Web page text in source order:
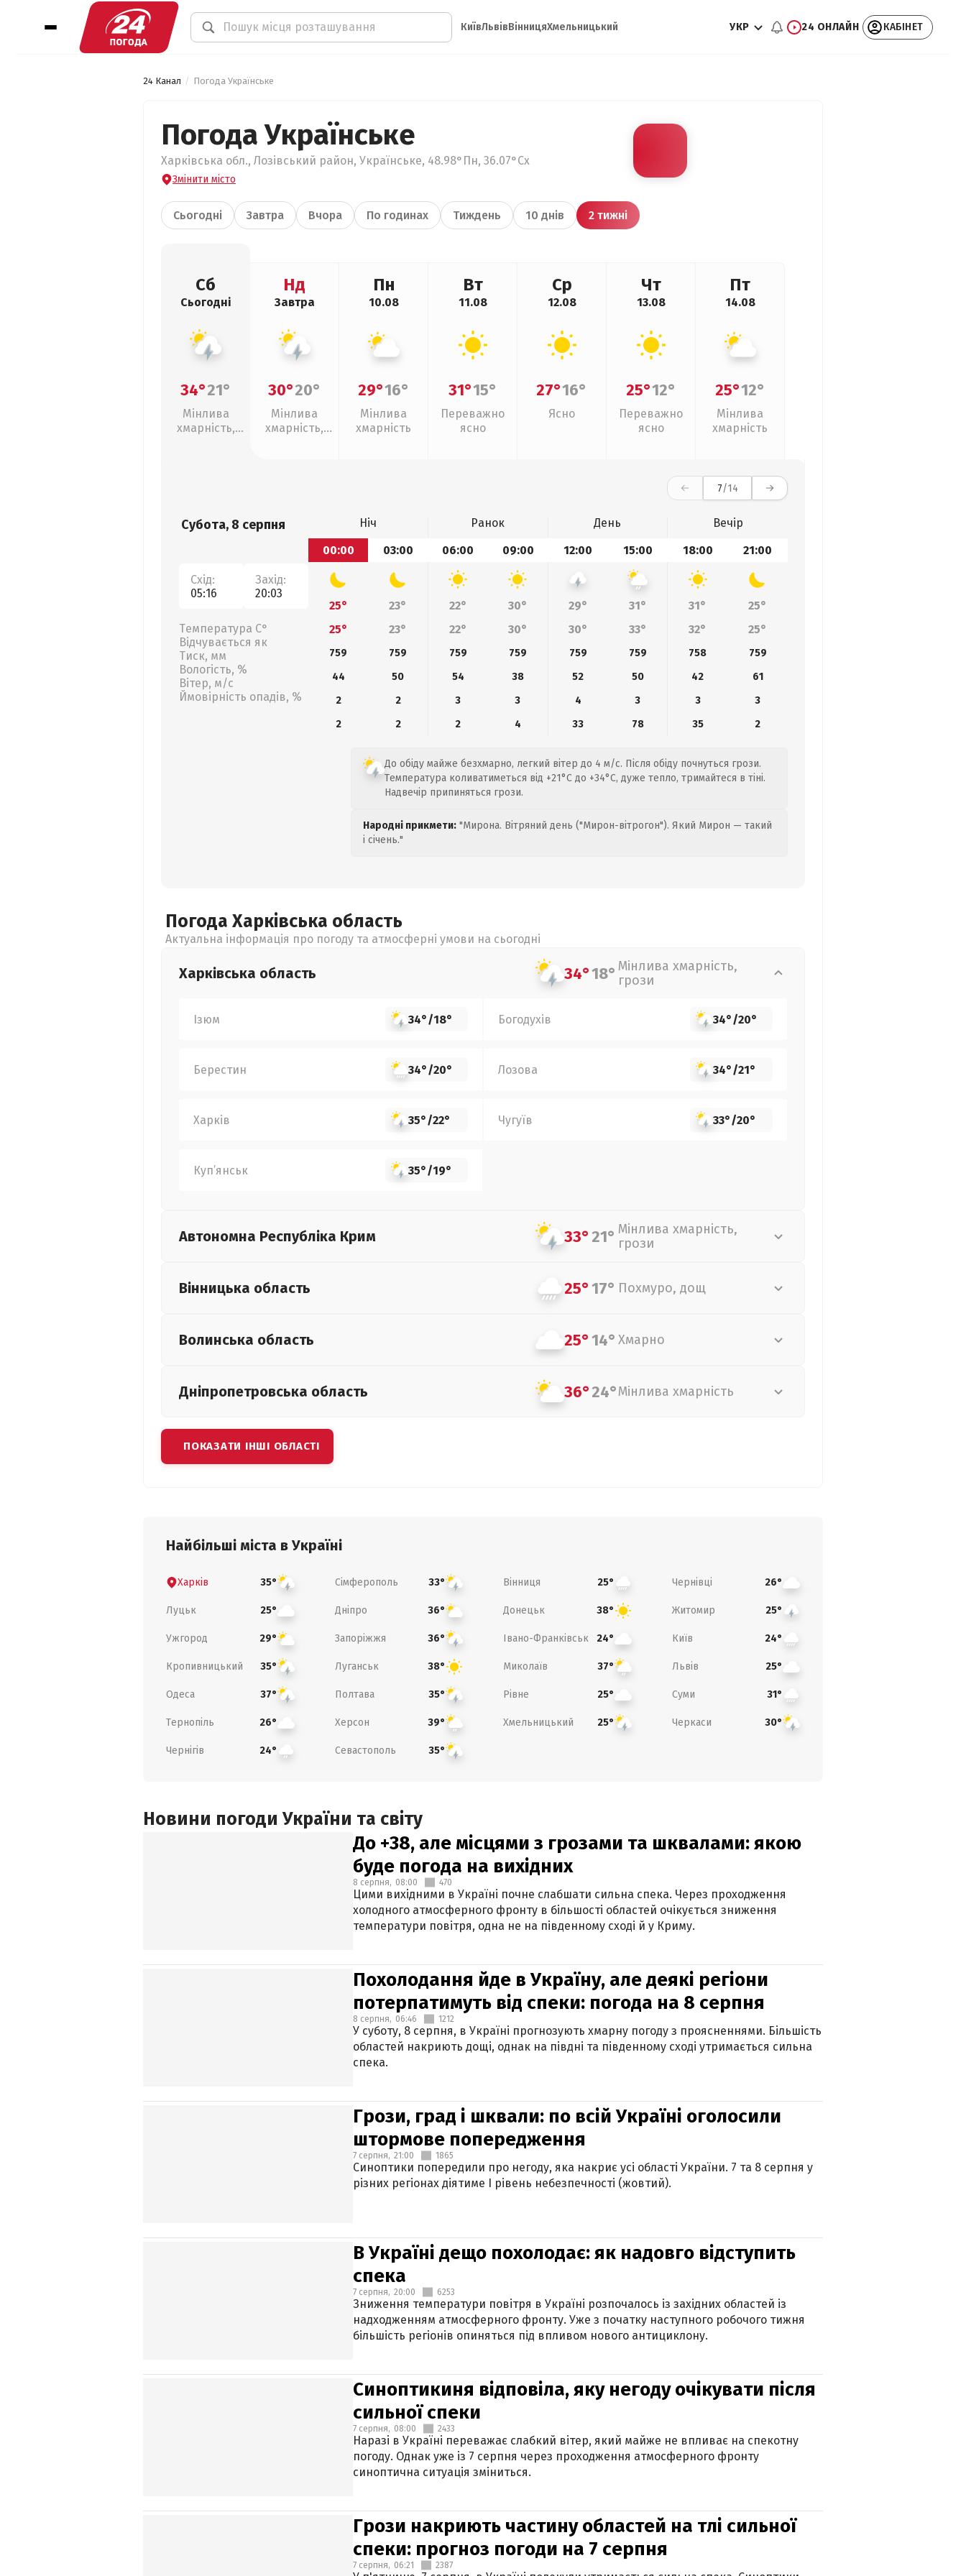
КиївЛьвівВінницяХмельницький УКР 24 ОНЛАЙН КАБІНЕТ
24 Канал Погода Українське
Погода Українське
Харківська обл., Лозівський район, Українське, 48.98°Пн, 36.07°Сх
Змінити місто
Сьогодні Завтра Вчора По годинах Тиждень 10 днів 2 тижні
Сб
Сьогодні
34°21°
Мінлива
хмарність,
Нд
Завтра
30°20°
Мінлива
хмарність,
Пн
10.08
29°16°
Мінлива
хмарність
Вт
11.08
31°15°
Переважно
ясно
Ср
12.08
27°16°
Ясно
Чт
13.08
25°12°
Переважно
ясно
Пт
14.08
25°12°
Мінлива
хмарність
7/14
Субота, 8 серпня
Схід:
05:16
Захід:
20:03
Температура С°
Відчувається як
Тиск, мм
Вологість, %
Вітер, м/с
Ймовірність опадів, %
Ніч Ранок День
Вечір
00:00
03:00 06:00 09:00 12:00 15:00 18:00 21:00
25° 23° 22° 30° 29° 31° 31°
25°
25°
23° 22° 30° 30° 33° 32° 25°
759 759 759 759 759 759 758
759
44
50 54 38 52 50 42
61
2
2 3 3 4 3 3
3
2
2 2 4 33 78 35 2
До обіду майже безхмарно, легкий вітер до 4 м/с. Після обіду почнуться грози.
Температура коливатиметься від +21°C до +34°C, дуже тепло, тримайтеся в тіні.
Надвечір припиняться грози.
Народні прикмети: "Мирона. Вітряний день ("Мирон-вітрогон"). Який Мирон — такий
і січень."
Погода Харківська область
Актуальна інформація про погоду та атмосферні умови на сьогодні
Харківська область 34°18° Мінлива хмарність,
грози
Ізюм 34°/18° Богодухів 34°/20°
Берестин 34°/20° Лозова 34°/21°
Харків 35°/22° Чугуїв 33°/20°
Куп’янськ 35°/19°
Автономна Республіка Крим 33°21° Мінлива хмарність,
грози
Вінницька область 25°17° Похмуро, дощ
Волинська область 25°14° Хмарно
Дніпропетровська область 36°24°Мінлива хмарність
ПОКАЗАТИ ІНШІ ОБЛАСТІ
Найбільші міста в Україні
Харків 35° Сімферополь 33° Вінниця 25° Чернівці 26°
Луцьк 25° Дніпро 36° Донецьк 38° Житомир 25°
Ужгород 29° Запоріжжя 36° Івано-Франківськ 24° Київ 24°
Кропивницький 35° Луганськ 38° Миколаїв 37° Львів 25°
Одеса 37° Полтава 35° Рівне 25° Суми 31°
Тернопіль 26° Херсон 39° Хмельницький 25° Черкаси 30°
Чернігів 24° Севастополь 35°
Новини погоди України та світу
До +38, але місцями з грозами та шквалами: якою
буде погода на вихідних
8 серпня, 08:00 470
Цими вихідними в Україні почне слабшати сильна спека. Через проходження
холодного атмосферного фронту в більшості областей очікується зниження
температури повітря, одна не на південному сході й у Криму.
Похолодання йде в Україну, але деякі регіони
потерпатимуть від спеки: погода на 8 серпня
8 серпня, 06:46 1212
У суботу, 8 серпня, в Україні прогнозують хмарну погоду з проясненнями. Більшість
областей накриють дощі, однак на півдні та південному сході утримається сильна
спека.
Грози, град і шквали: по всій Україні оголосили
штормове попередження
7 серпня, 21:00 1865
Синоптики попередили про негоду, яка накриє усі області України. 7 та 8 серпня у
різних регіонах діятиме І рівень небезпечності (жовтий).
В Україні дещо похолодає: як надовго відступить
спека
7 серпня, 20:00 6253
Зниження температури повітря в Україні розпочалось із західних областей із
надходженням атмосферного фронту. Уже з початку наступного робочого тижня
більшість регіонів опиняться під впливом нового антициклону.
Синоптикиня відповіла, яку негоду очікувати після
сильної спеки
7 серпня, 08:00 2433
Наразі в Україні переважає слабкий вітер, який майже не впливає на спекотну
погоду. Однак уже із 7 серпня через проходження атмосферного фронту
синоптична ситуація зміниться.
Грози накриють частину областей на тлі сильної
спеки: прогноз погоди на 7 серпня
7 серпня, 06:21 2387